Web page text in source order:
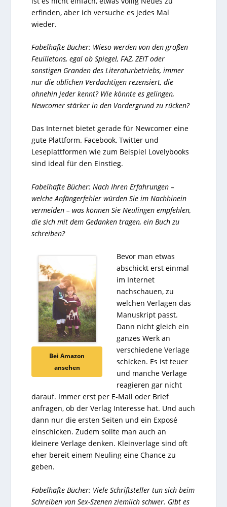
erfinden, aber ich versuche es jedes Mal
wieder.
Fabelhafte Bücher: Wieso werden von den großen
Feuilletons, egal ob Spiegel, FAZ, ZEIT oder
sonstigen Granden des Literaturbetriebs, immer
nur die üblichen Verdächtigen rezensiert, die
ohnehin jeder kennt? Wie könnte es gelingen,
Newcomer stärker in den Vordergrund zu rücken?
Das Internet bietet gerade für Newcomer eine
gute Plattform. Facebook, Twitter und
Leseplattformen wie zum Beispiel Lovelybooks
sind ideal für den Einstieg.
Fabelhafte Bücher: Nach Ihren Erfahrungen –
welche Anfängerfehler würden Sie im Nachhinein
vermeiden – was können Sie Neulingen empfehlen,
die sich mit dem Gedanken tragen, ein Buch zu
schreiben?
Bei Amazon
ansehen
Bevor man etwas
abschickt erst einmal
im Internet
nachschauen, zu
welchen Verlagen das
Manuskript passt.
Dann nicht gleich ein
ganzes Werk an
verschiedene Verlage
schicken. Es ist teuer
und manche Verlage
reagieren gar nicht
darauf. Immer erst per E-Mail oder Brief
anfragen, ob der Verlag Interesse hat. Und auch
dann nur die ersten Seiten und ein Exposé
einschicken. Zudem sollte man auch an
kleinere Verlage denken. Kleinverlage sind oft
eher bereit einem Neuling eine Chance zu
geben.
Fabelhafte Bücher: Viele Schriftsteller tun sich beim
Schreiben von Sex-Szenen ziemlich schwer. Gibt es